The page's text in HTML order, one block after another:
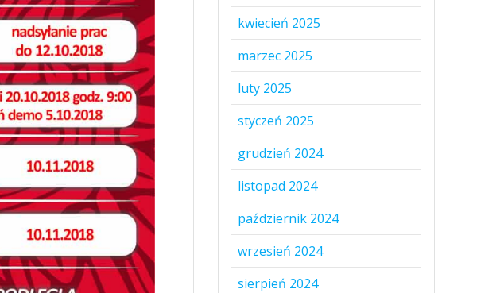
kwiecień 2025
marzec 2025
luty 2025
styczeń 2025
grudzień 2024
listopad 2024
październik 2024
wrzesień 2024
sierpień 2024